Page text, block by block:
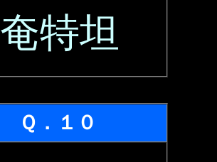
奄特坦
Ｑ．１０